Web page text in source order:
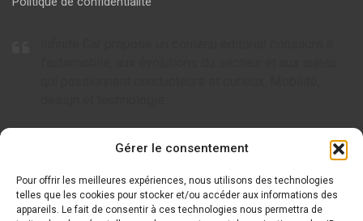
Gérer le consentement
Pour offrir les meilleures expériences, nous utilisons des technologies
telles que les cookies pour stocker et/ou accéder aux informations des
appareils. Le fait de consentir à ces technologies nous permettra de
Articles à ne pas rater
Tout savoir sur AC Cars, l’icône britannique de l’automobile
Tout savoir sur Arcfox : le nouveau visage de la mobilité